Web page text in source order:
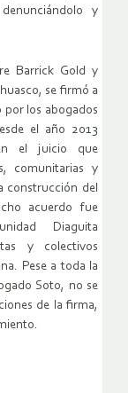
y
Barrick Gold y
se firmó a
por los abogados
el año 2013
el juicio que
comunitarias y
construcción del
acuerdo fue
Diaguita
y colectivos
Pese a toda la
Soto, no se
de la firma,